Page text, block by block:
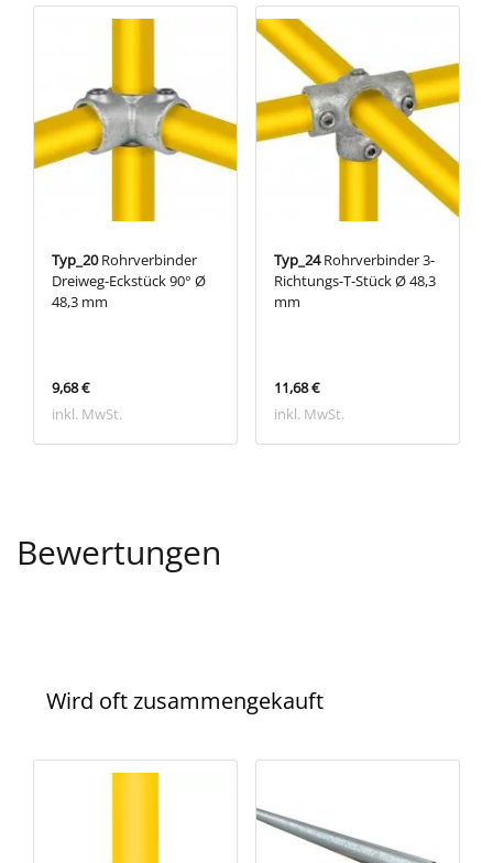
Typ_20Rohrverbinder
Dreiweg-Eckstück 90° Ø
48,3 mm
9,68 €
inkl. MwSt.
Typ_24Rohrverbinder 3-
Richtungs-T-Stück Ø 48,3
mm
11,68 €
inkl. MwSt.
Bewertungen
Wird oft zusammengekauft